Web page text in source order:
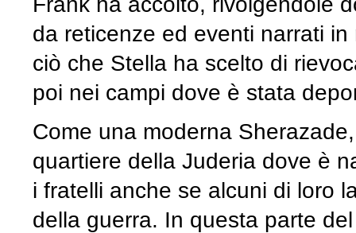
da reticenze ed eventi narrati
ciò che Stella ha scelto di
poi nei campi dove è stata
Come una moderna
quartiere della Juderia dove è
i fratelli anche se alcuni di loro
della guerra. In questa parte